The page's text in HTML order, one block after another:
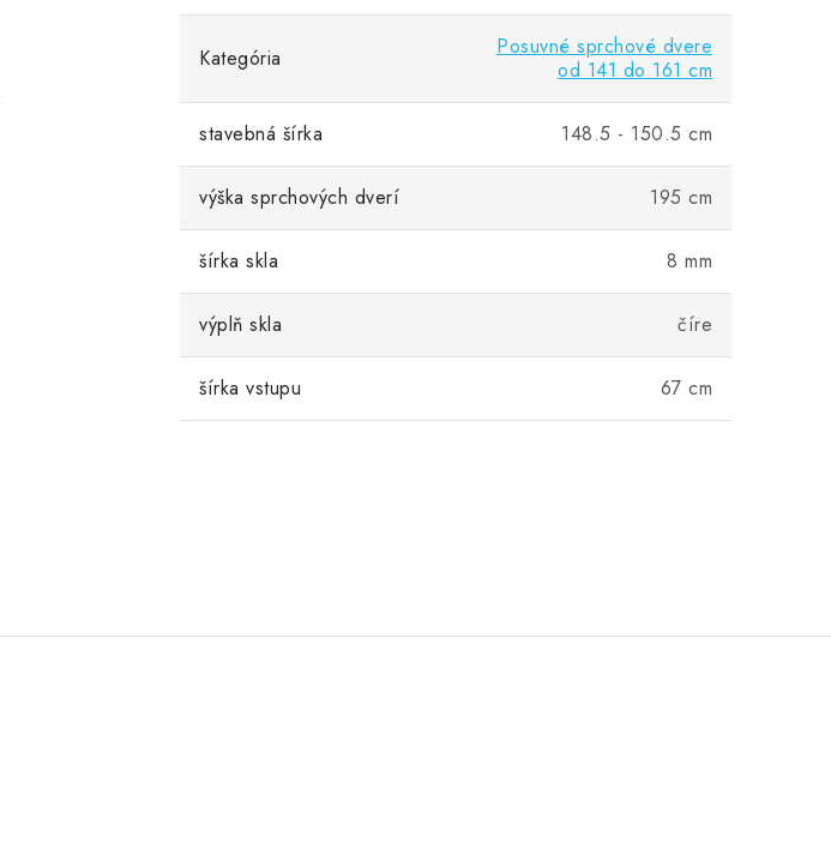
Kategória
Posuvné sprchové dvere
od 141 do 161 cm
stavebná šírka 148.5 - 150.5 cm
výška sprchových dverí 195 cm
šírka skla 8 mm
výplň skla číre
šírka vstupu 67 cm